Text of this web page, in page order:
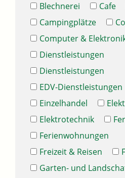
Blechnerei
Cafe
Campingplätze
Computer &
Dienstleistungen
Dienstleistungen
EDV-Dienstleistungen
Einzelhandel
Elektrotechnik
Ferienwohnungen
Freizeit & Reisen
Garten- und